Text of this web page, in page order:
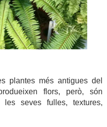
plantes més antigues del
flors, però, són
les seves fulles, textures,